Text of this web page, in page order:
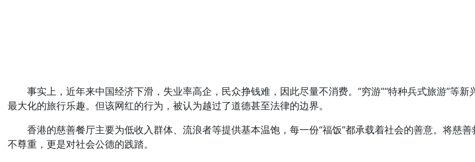
事实上，近年来中国经济下滑，失业率高企，民众挣钱难，因此尽量不消费。“穷游”“特种兵式旅游”等新
最大化的旅行乐趣。但该网红的行为，被认为越过了道德甚至法律的边界。
香港的慈善餐厅主要为低收入群体、流浪者等提供基本温饱，每一份“福饭”都承载着社会的善意。将慈善
不尊重，更是对社会公德的践踏。